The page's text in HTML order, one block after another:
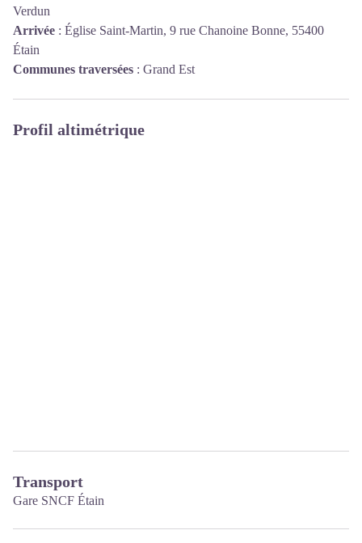
Verdun
Arrivée : Église Saint-Martin, 9 rue Chanoine Bonne, 55400
Étain
Communes traversées : Grand Est
Profil altimétrique
Transport
Gare SNCF Étain